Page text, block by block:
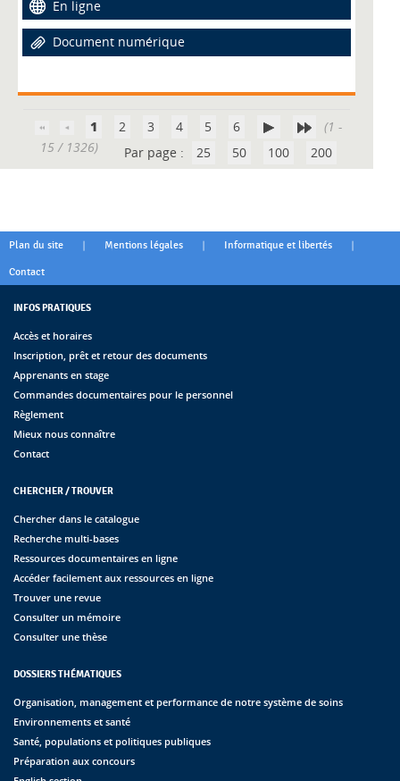
En ligne
Document numérique
1 2 3 4 5 6
15 / 1326)
Par page : 25 50 100 200
Plan du site | Mentions légales | Informatique et libertés |
Contact
INFOS PRATIQUES
Accès et horaires
Inscription, prêt et retour des documents
Apprenants en stage
Commandes documentaires pour le personnel
Règlement
Mieux nous connaître
Contact
CHERCHER / TROUVER
Chercher dans le catalogue
Recherche multi-bases
Ressources documentaires en ligne
Accéder facilement aux ressources en ligne
Trouver une revue
Consulter un mémoire
Consulter une thèse
DOSSIERS THÉMATIQUES
Organisation, management et performance de notre système de soins
Environnements et santé
Santé, populations et politiques publiques
Préparation aux concours